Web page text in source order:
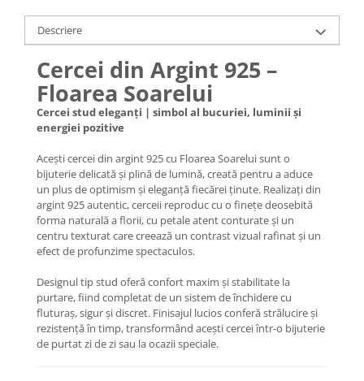
Lănțișoare cu Semilună
Lănțișoare cu Zodii
Lănțișoare cu Animale
Lănțișoare cu Molecule
Lănțișoare cu Pietre Naturale
Lănțișoare Argint Diverse
COLIERE CU PERLE
Coliere cu Perle Naturale
Coliere cu Perle Preciosa
COLIERE ȘNUR REGLABIL
Coliere cu Inimioare
Coliere cu Stea
Coliere cu Soare
Coliere cu Semilună
Coliere cu Zodii
Descriere
Cercei din Argint 925 –
Floarea Soarelui
Cercei stud eleganți | simbol al bucuriei, luminii și
energiei pozitive
Acești cercei din argint 925 cu Floarea Soarelui sunt o
bijuterie delicată și plină de lumină, creată pentru a aduce
un plus de optimism și eleganță fiecărei ținute. Realizați din
argint 925 autentic, cerceii reproduc cu o finețe deosebită
forma naturală a florii, cu petale atent conturate și un
centru texturat care creează un contrast vizual rafinat și un
efect de profunzime spectaculos.
Designul tip stud oferă confort maxim și stabilitate la
purtare, fiind completat de un sistem de închidere cu
fluturaș, sigur și discret. Finisajul lucios conferă strălucire și
rezistență în timp, transformând acești cercei într-o bijuterie
de purtat zi de zi sau la ocazii speciale.